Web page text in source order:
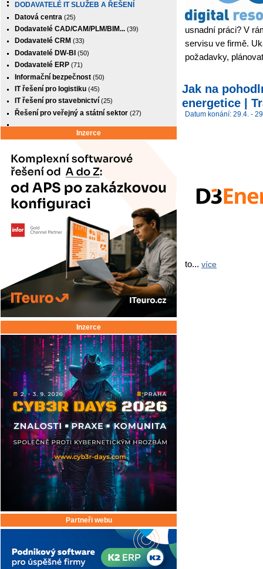
DODAVATELÉ IT SLUŽEB A ŘEŠENÍ
Datová centra (25)
Dodavatelé CAD/CAM/PLM/BIM... (39)
Dodavatelé CRM (33)
Dodavatelé DW-BI (50)
Dodavatelé ERP (71)
Informační bezpečnost (50)
IT řešení pro logistiku (45)
IT řešení pro stavebnictví (25)
Řešení pro veřejný a státní sektor (27)
Inzerce
Inzerce
Partneři webu
usnadní práci? V
servisu ve firmě.
požadavky,
Jak na
energetice |
Datum konání: 29.4. -
to... více